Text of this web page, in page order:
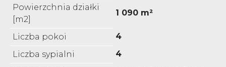
Powierzchnia działki
[m2]
1 090 m²
Liczba pokoi
4
Liczba sypialni
4